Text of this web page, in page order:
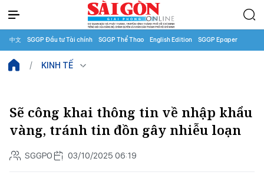
中文 SGGP Đầu tư Tài chính SGGP Thể Thao English Edition SGGP Epaper
KINH TẾ
Sẽ công khai thông tin về nhập khẩu
vàng, tránh tin đồn gây nhiễu loạn
SGGPO 03/10/2025 06:19